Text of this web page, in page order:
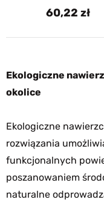
Ekologiczne
okolice
Ekologiczne
rozwiązania
funkcjonalnych
poszanowaniem
naturalne
60,22